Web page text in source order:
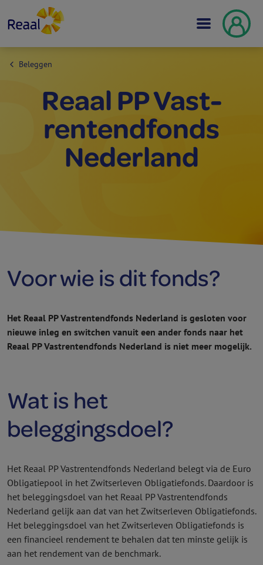
Beleggen
Reaal PP Vast­
rentend­fonds
Nederland
Voor wie is dit fonds?
Het Reaal PP Vast­rentend­fonds Nederland is gesloten voor
nieuwe inleg en switchen vanuit een ander fonds naar het
Reaal PP Vast­rentend­fonds Nederland is niet meer mogelijk.
Wat is het
beleggingsdoel?
Het Reaal PP Vast­rentend­fonds Nederland belegt via de Euro
Obligatiepool in het Zwitserleven Obligatie­fonds. Daardoor is
het beleggingsdoel van het Reaal PP Vast­rentend­fonds
Nederland gelijk aan dat van het Zwitserleven Obligatie­fonds.
Het beleggingsdoel van het Zwitserleven Obligatie­fonds is
een financieel rendement te behalen dat ten minste gelijk is
aan het rendement van de benchmark.